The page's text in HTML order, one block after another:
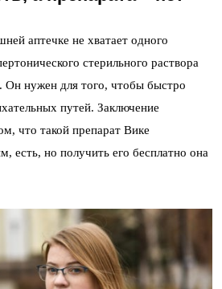
аптечке не хватает одного
стерильного раствора
Он нужен для того, чтобы быстро
путей. Заключение
что такой препарат Вике
есть, но получить его бесплатно она